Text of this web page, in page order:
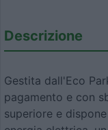
Descrizione
Gestita dall'Eco
pagamento e con
superiore e